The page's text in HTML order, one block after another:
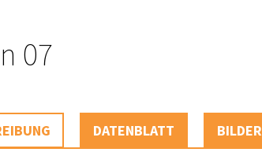
07
DATENBLATT BILDER